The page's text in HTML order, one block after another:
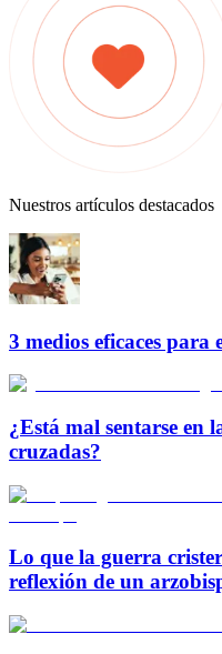
Nuestros artículos destacados
3 medios eficaces
¿Está mal sentarse en
cruzadas?
Lo que la guerra
reflexión de un